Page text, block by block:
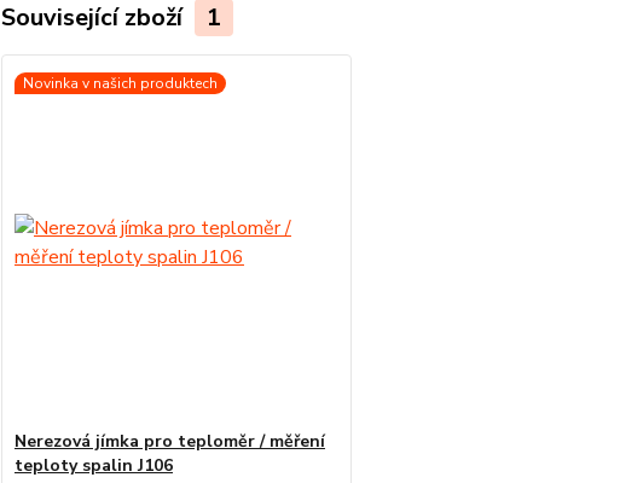
Související zboží 1
Novinka v našich produktech
Nerezová jímka pro teploměr / měření
teploty spalin J106